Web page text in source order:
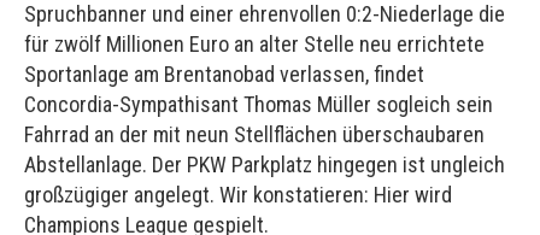
Spruchbanner und einer ehrenvollen 0:2-Niederlage die
für zwölf Millionen Euro an alter Stelle neu errichtete
Sportanlage am Brentanobad verlassen, findet
Concordia-Sympathisant Thomas Müller sogleich sein
Fahrrad an der mit neun Stellflächen überschaubaren
Abstellanlage. Der PKW Parkplatz hingegen ist ungleich
großzügiger angelegt. Wir konstatieren: Hier wird
Champions League gespielt.